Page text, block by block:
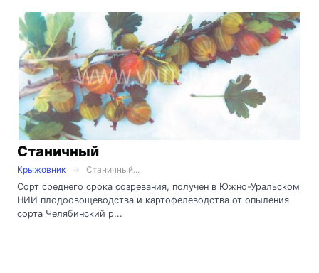
Станичный
Крыжовник
Станичный...
Сорт среднего срока созревания, получен в Южно-Уральском
НИИ плодоовощеводства и картофелеводства от опыления
сорта Челябинский р...